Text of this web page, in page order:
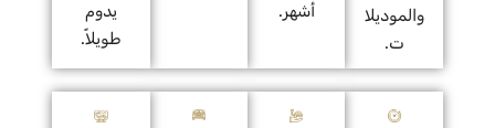
والموديلا
ت.
أشهر.
يدوم
طويلاً.